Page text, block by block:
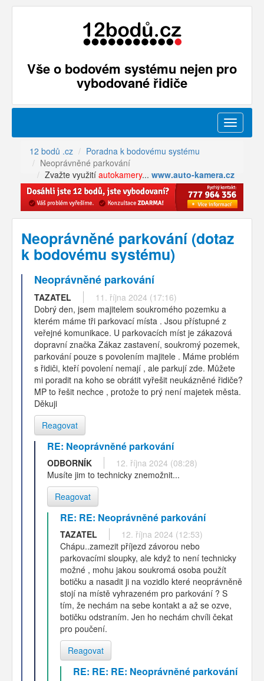
Vše o bodovém systému nejen pro
vybodované řidiče
Menu
12 bodů .cz
Poradna k bodovému systému
Neoprávněné parkování
Zvažte využití autokamery... www.auto-kamera.cz
Neoprávněné parkování (dotaz
k bodovému systému)
Neoprávněné parkování
TAZATEL
11. října 2024 (17:16)
Dobrý den, jsem majitelem soukromého pozemku a
kterém máme tři parkovací místa . Jsou přístupné z
veřejné komunikace. U parkovacích míst je zákazová
dopravní značka Zákaz zastavení, soukromý pozemek,
parkování pouze s povolením majitele . Máme problém
s řidiči, kteří povolení nemají , ale parkují zde. Můžete
mi poradit na koho se obrátit vyřešit neukázněné řidiče?
MP to řešit nechce , protože to prý není majetek města.
Děkuji
Reagovat
RE: Neoprávněné parkování
ODBORNÍK
12. října 2024 (08:28)
Musíte jim to technicky znemožnit...
Reagovat
RE: RE: Neoprávněné parkování
TAZATEL
12. října 2024 (12:53)
Chápu..zamezit příjezd závorou nebo
parkovacími sloupky, ale když to není technicky
možné , mohu jakou soukromá osoba použít
botičku a nasadit ji na vozidlo které neoprávněně
stojí na místě vyhrazeném pro parkování ? S
tím, že nechám na sebe kontakt a až se ozve,
botičku odstraním. Jen ho nechám chvíli čekat
pro poučení.
Reagovat
RE: RE: RE: Neoprávněné parkování